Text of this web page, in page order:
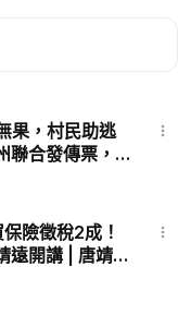
100g-ginseng-ext
☎️西洋參
週一至週五 10AM-
官網https://ticket
】，即可免去全
果，村民助逃
合發傳票，
#夏付鋼
險徵稅2成！
遠開講 | 唐靖遠
開講